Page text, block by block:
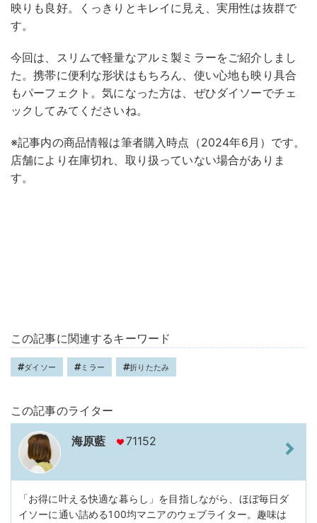
映りも良好。くっきりとキレイに見え、実用性は抜群で
す。
今回は、スリムで軽量なアルミ製ミラーをご紹介しまし
た。携帯に便利な形状はもちろん、使い心地も映り具合
もパーフェクト。気になった方は、ぜひダイソーでチェ
ックしてみてくださいね。
※記事内の商品情報は筆者購入時点（2024年6月）です。
店舗により在庫切れ、取り扱っていない場合がありま
す。
この記事に関連するキーワード
ダイソー ミラー 折りたたみ
この記事のライター
海原藍 71152
「お得に叶える快適な暮らし」を目指しながら、ほぼ毎日ダ
イソーに通い詰める100均マニアのウェブライター。趣味は